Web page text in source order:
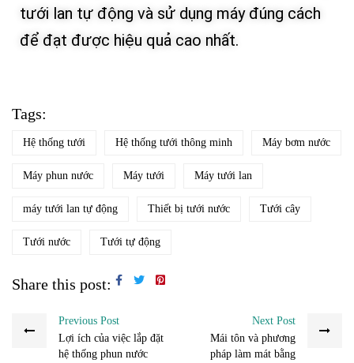
tưới lan tự động và sử dụng máy đúng cách
để đạt được hiệu quả cao nhất.
Tags:
Hệ thống tưới Hệ thống tưới thông minh Máy bơm nước
Máy phun nước Máy tưới Máy tưới lan
máy tưới lan tự động Thiết bị tưới nước Tưới cây
Tưới nước Tưới tự động
Share this post:
Previous Post
Lợi ích của việc lắp đặt
hệ thống phun nước
Next Post
Mái tôn và phương
pháp làm mát bằng